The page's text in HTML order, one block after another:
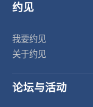
约见
我要约见
关于约见
论坛与活动